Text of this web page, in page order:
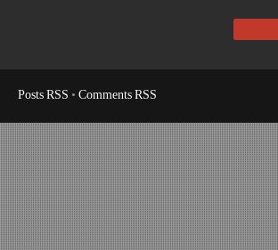
Posts RSS • Comments RSS